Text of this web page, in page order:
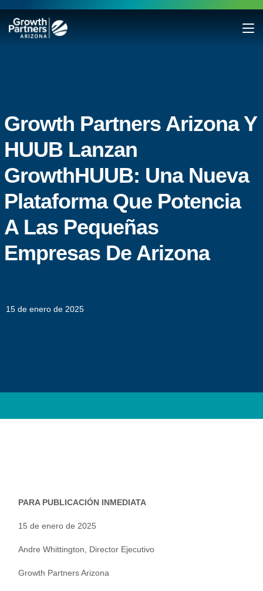
Growth Partners Arizona Y
HUUB Lanzan
GrowthHUUB: Una Nueva
Plataforma Que Potencia
A Las Pequeñas
Empresas De Arizona
15 de enero de 2025
PARA PUBLICACIÓN INMEDIATA
15 de enero de 2025
Andre Whittington, Director Ejecutivo
Growth Partners Arizona